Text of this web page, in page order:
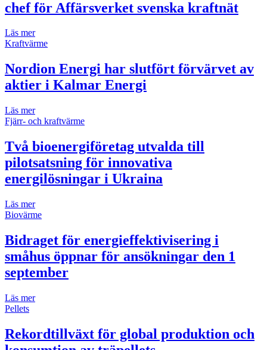
chef för Affärsverket svenska kraftnät
Läs mer
Kraftvärme
Nordion Energi har slutfört förvärvet av
aktier i Kalmar Energi
Läs mer
Fjärr- och kraftvärme
Två bioenergiföretag utvalda till
pilotsatsning för innovativa
energilösningar i Ukraina
Läs mer
Biovärme
Bidraget för energieffektivisering i
småhus öppnar för ansökningar den 1
september
Läs mer
Pellets
Rekordtillväxt för global produktion och